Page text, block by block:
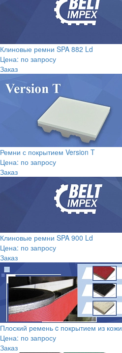
Клиновые ремни SPA 882 Ld
Цена: по запросу
Заказ
Ремни с покрытием Version T
Цена: по запросу
Заказ
Клиновые ремни SPA 900 Ld
Цена: по запросу
Заказ
Плоский ремень c покрытием из кожи
Цена: по запросу
Заказ